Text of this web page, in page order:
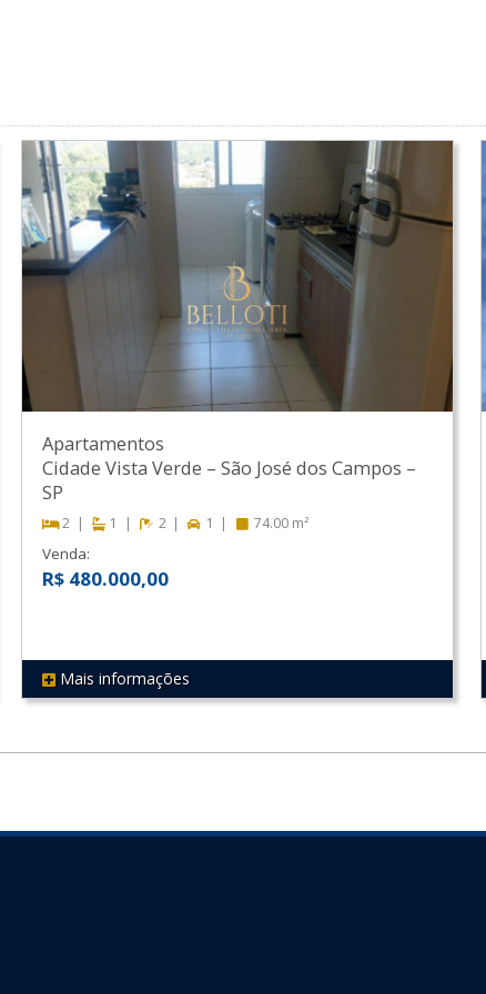
REF 320
Apartamentos
Cidade Vista Verde – São José dos Campos –
SP
2 1 2 1 74.00 m²
Venda:
R$ 480.000,00
Mais informações